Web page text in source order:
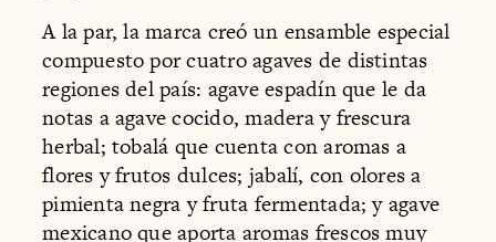
A la par, la marca creó un ensamble especial
compuesto por cuatro agaves de distintas
regiones del país: agave espadín que le da
notas a agave cocido, madera y frescura
herbal; tobalá que cuenta con aromas a
flores y frutos dulces; jabalí, con olores a
pimienta negra y fruta fermentada; y agave
mexicano que aporta aromas frescos muy